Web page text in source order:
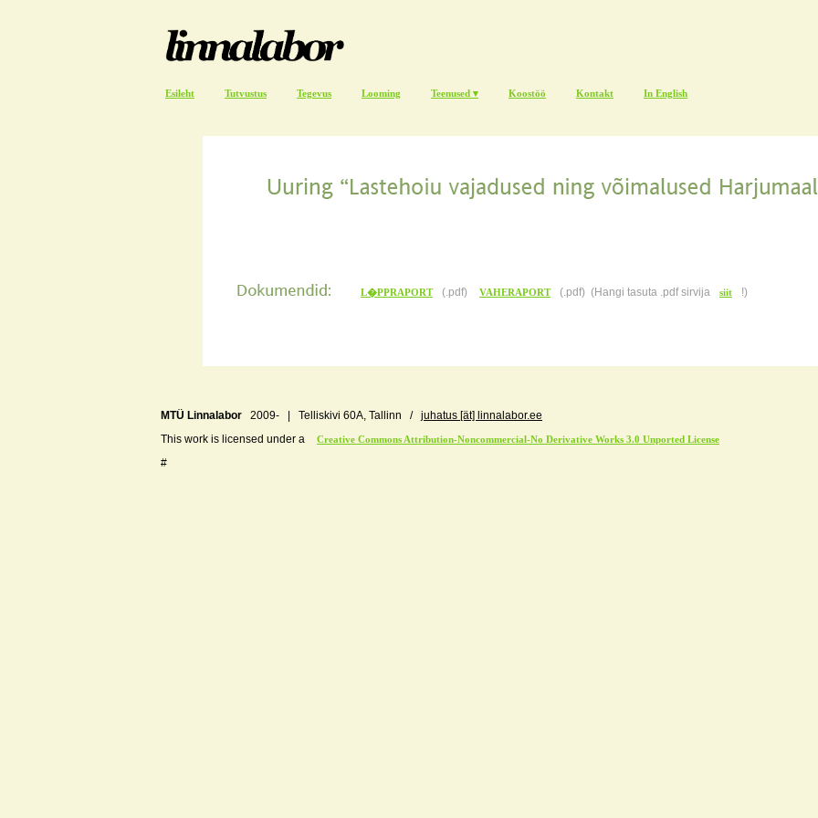
Esileht Tutvustus Tegevus Looming Teenused ▾ Koostöö Kontakt In English
L�PPRAPORT (.pdf) VAHERAPORT (.pdf) (Hangi tasuta .pdf sirvija siit !)
MTÜ Linnalabor 2009- | Telliskivi 60A, Tallinn / juhatus [ät] linnalabor.ee
This work is licensed under a
Creative Commons Attribution-Noncommercial-No Derivative Works 3.0 Unported License
#